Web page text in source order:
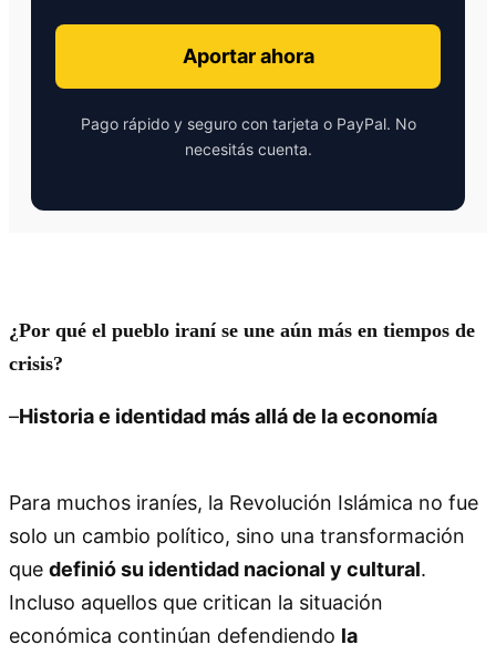
Aportar ahora
Pago rápido y seguro con tarjeta o PayPal. No
necesitás cuenta.
¿Por qué el pueblo iraní se une aún más en tiempos de
crisis?
–Historia e identidad más allá de la economía
Para muchos iraníes, la Revolución Islámica no fue
solo un cambio político, sino una transformación
que definió su identidad nacional y cultural.
Incluso aquellos que critican la situación
económica continúan defendiendo la